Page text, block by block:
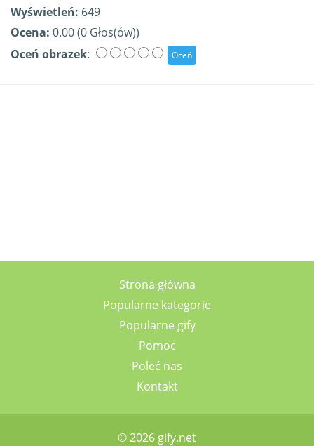
Wyświetleń: 649
Ocena: 0.00 (0 Głos(ów))
Oceń obrazek:
Strona główna
Popularne kategorie
Popularne gify
Pomoc
Poleć nas
Kontakt
© 2026 gify.net